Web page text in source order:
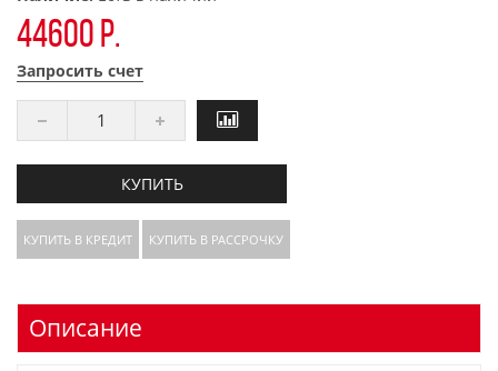
44600 р.
Запросить счет
КУПИТЬ
КУПИТЬ В КРЕДИТ КУПИТЬ В РАССРОЧКУ
Описание